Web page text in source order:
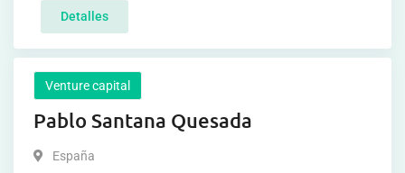
Detalles
Venture capital
Pablo Santana Quesada
España